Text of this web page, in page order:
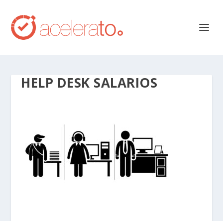
HELP DESK SALARIOS